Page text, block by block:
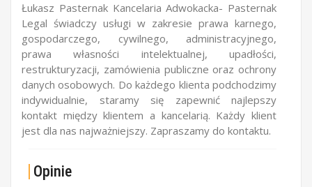
Łukasz Pasternak Kancelaria Adwokacka- Pasternak
Legal świadczy usługi w zakresie prawa karnego,
gospodarczego, cywilnego, administracyjnego,
prawa własności intelektualnej, upadłości,
restrukturyzacji, zamówienia publiczne oraz ochrony
danych osobowych. Do każdego klienta podchodzimy
indywidualnie, staramy się zapewnić najlepszy
kontakt między klientem a kancelarią. Każdy klient
jest dla nas najważniejszy. Zapraszamy do kontaktu.
Opinie